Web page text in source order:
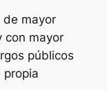
de mayor
con mayor
públicos
propia